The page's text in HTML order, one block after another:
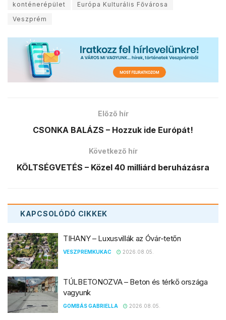
konténerépület
Európa Kulturális Fővárosa
Veszprém
Előző hír
CSONKA BALÁZS – Hozzuk ide Európát!
Következő hír
KÖLTSÉGVETÉS – Közel 40 milliárd beruházásra
KAPCSOLÓDÓ CIKKEK
TIHANY – Luxusvillák az Óvár-tetőn
VESZPREMKUKAC 2026.08.05.
TÚLBETONOZVA – Beton és térkő országa
vagyunk
GOMBÁS GABRIELLA 2026.08.05.